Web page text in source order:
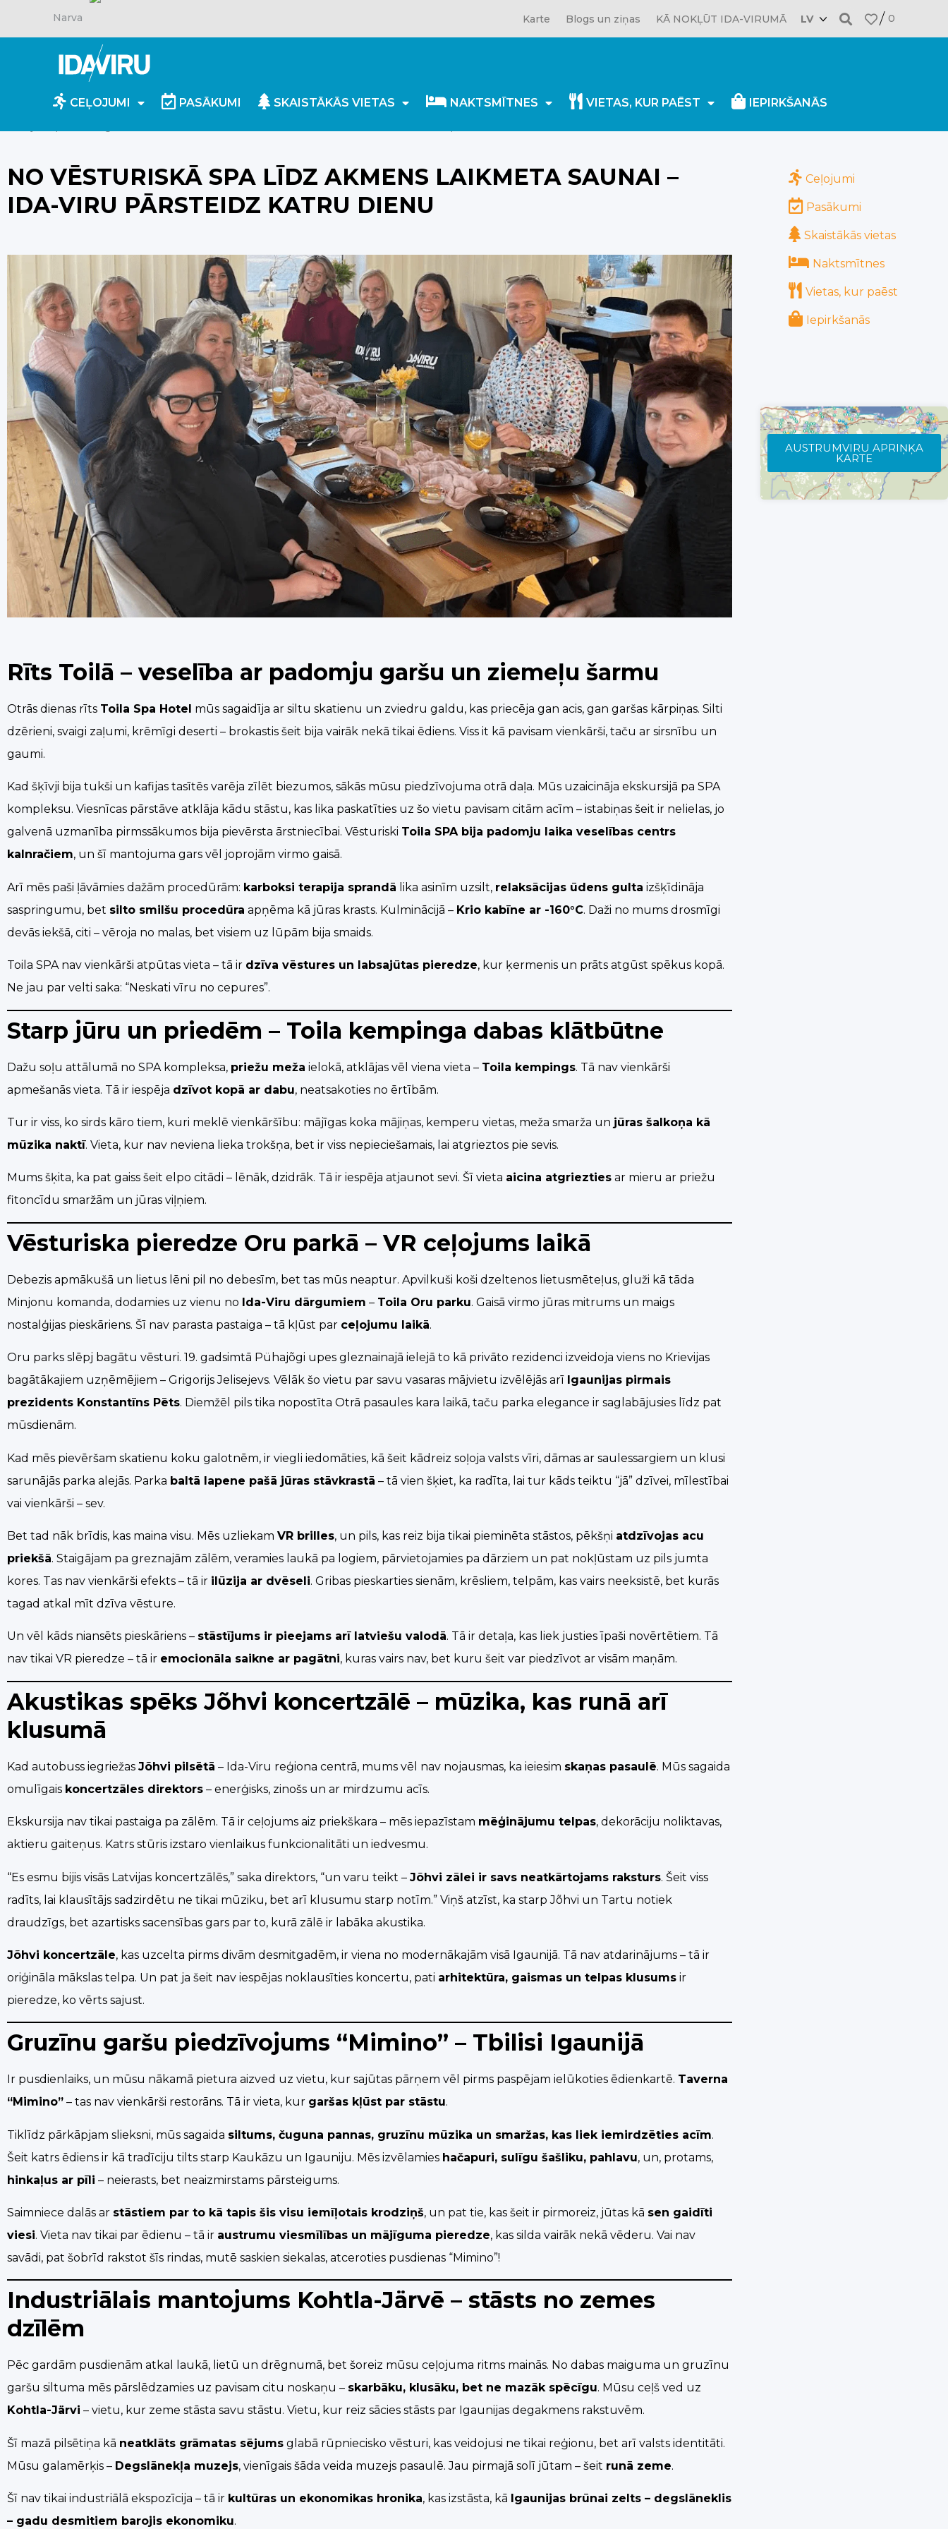
Narva Karte Blogs un ziņas KĀ NOKĻŪT IDA-VIRUMĀ LV 0
CEĻOJUMI PASĀKUMI SKAISTĀKĀS VIETAS NAKTSMĪTNES VIETAS, KUR PAĒST
IEPIRKŠANĀS
NO VĒSTURISKĀ SPA LĪDZ AKMENS LAIKMETA SAUNAI –
IDA-VIRU PĀRSTEIDZ KATRU DIENU
Rīts Toilā – veselība ar padomju garšu un ziemeļu šarmu
Otrās dienas rīts Toila Spa Hotel mūs sagaidīja ar siltu skatienu un zviedru galdu, kas priecēja gan acis, gan garšas kārpiņas. Silti
dzērieni, svaigi zaļumi, krēmīgi deserti – brokastis šeit bija vairāk nekā tikai ēdiens. Viss it kā pavisam vienkārši, taču ar sirsnību un
gaumi.
Kad šķīvji bija tukši un kafijas tasītēs varēja zīlēt biezumos, sākās mūsu piedzīvojuma otrā daļa. Mūs uzaicināja ekskursijā pa SPA
kompleksu. Viesnīcas pārstāve atklāja kādu stāstu, kas lika paskatīties uz šo vietu pavisam citām acīm – istabiņas šeit ir nelielas, jo
galvenā uzmanība pirmssākumos bija pievērsta ārstniecībai. Vēsturiski Toila SPA bija padomju laika veselības centrs
kalnračiem, un šī mantojuma gars vēl joprojām virmo gaisā.
Arī mēs paši ļāvāmies dažām procedūrām: karboksi terapija sprandā lika asinīm uzsilt, relaksācijas ūdens gulta izšķīdināja
saspringumu, bet silto smilšu procedūra apņēma kā jūras krasts. Kulminācijā – Krio kabīne ar -160°C. Daži no mums drosmīgi
devās iekšā, citi – vēroja no malas, bet visiem uz lūpām bija smaids.
Toila SPA nav vienkārši atpūtas vieta – tā ir dzīva vēstures un labsajūtas pieredze, kur ķermenis un prāts atgūst spēkus kopā.
Ne jau par velti saka: “Neskati vīru no cepures”.
Starp jūru un priedēm – Toila kempinga dabas klātbūtne
Dažu soļu attālumā no SPA kompleksa, priežu meža ielokā, atklājas vēl viena vieta – Toila kempings. Tā nav vienkārši
apmešanās vieta. Tā ir iespēja dzīvot kopā ar dabu, neatsakoties no ērtībām.
Tur ir viss, ko sirds kāro tiem, kuri meklē vienkāršību: mājīgas koka mājiņas, kemperu vietas, meža smarža un jūras šalkoņa kā
mūzika naktī. Vieta, kur nav neviena lieka trokšņa, bet ir viss nepieciešamais, lai atgrieztos pie sevis.
Mums šķita, ka pat gaiss šeit elpo citādi – lēnāk, dzidrāk. Tā ir iespēja atjaunot sevi. Šī vieta aicina atgriezties ar mieru ar priežu
fitoncīdu smaržām un jūras viļņiem.
Vēsturiska pieredze Oru parkā – VR ceļojums laikā
Debezis apmākušā un lietus lēni pil no debesīm, bet tas mūs neaptur. Apvilkuši koši dzeltenos lietusmēteļus, gluži kā tāda
Minjonu komanda, dodamies uz vienu no Ida-Viru dārgumiem – Toila Oru parku. Gaisā virmo jūras mitrums un maigs
nostalģijas pieskāriens. Šī nav parasta pastaiga – tā kļūst par ceļojumu laikā.
Oru parks slēpj bagātu vēsturi. 19. gadsimtā Pühajõgi upes gleznainajā ielejā to kā privāto rezidenci izveidoja viens no Krievijas
bagātākajiem uzņēmējiem – Grigorijs Jelisejevs. Vēlāk šo vietu par savu vasaras mājvietu izvēlējās arī Igaunijas pirmais
prezidents Konstantīns Pēts. Diemžēl pils tika nopostīta Otrā pasaules kara laikā, taču parka elegance ir saglabājusies līdz pat
mūsdienām.
Kad mēs pievēršam skatienu koku galotnēm, ir viegli iedomāties, kā šeit kādreiz soļoja valsts vīri, dāmas ar saulessargiem un klusi
sarunājās parka alejās. Parka baltā lapene pašā jūras stāvkrastā – tā vien šķiet, ka radīta, lai tur kāds teiktu “jā” dzīvei, mīlestībai
vai vienkārši – sev.
Bet tad nāk brīdis, kas maina visu. Mēs uzliekam VR brilles, un pils, kas reiz bija tikai pieminēta stāstos, pēkšņi atdzīvojas acu
priekšā. Staigājam pa greznajām zālēm, veramies laukā pa logiem, pārvietojamies pa dārziem un pat nokļūstam uz pils jumta
kores. Tas nav vienkārši efekts – tā ir ilūzija ar dvēseli. Gribas pieskarties sienām, krēsliem, telpām, kas vairs neeksistē, bet kurās
tagad atkal mīt dzīva vēsture.
Un vēl kāds niansēts pieskāriens – stāstījums ir pieejams arī latviešu valodā. Tā ir detaļa, kas liek justies īpaši novērtētiem. Tā
nav tikai VR pieredze – tā ir emocionāla saikne ar pagātni, kuras vairs nav, bet kuru šeit var piedzīvot ar visām maņām.
Akustikas spēks Jõhvi koncertzālē – mūzika, kas runā arī
klusumā
Kad autobuss iegriežas Jõhvi pilsētā – Ida-Viru reģiona centrā, mums vēl nav nojausmas, ka ieiesim skaņas pasaulē. Mūs sagaida
omulīgais koncertzāles direktors – enerģisks, zinošs un ar mirdzumu acīs.
Ekskursija nav tikai pastaiga pa zālēm. Tā ir ceļojums aiz priekškara – mēs iepazīstam mēģinājumu telpas, dekorāciju noliktavas,
aktieru gaiteņus. Katrs stūris izstaro vienlaikus funkcionalitāti un iedvesmu.
“Es esmu bijis visās Latvijas koncertzālēs,” saka direktors, “un varu teikt – Jõhvi zālei ir savs neatkārtojams raksturs. Šeit viss
radīts, lai klausītājs sadzirdētu ne tikai mūziku, bet arī klusumu starp notīm.” Viņš atzīst, ka starp Jõhvi un Tartu notiek
draudzīgs, bet azartisks sacensības gars par to, kurā zālē ir labāka akustika.
Jõhvi koncertzāle, kas uzcelta pirms divām desmitgadēm, ir viena no modernākajām visā Igaunijā. Tā nav atdarinājums – tā ir
oriģināla mākslas telpa. Un pat ja šeit nav iespējas noklausīties koncertu, pati arhitektūra, gaismas un telpas klusums ir
pieredze, ko vērts sajust.
Gruzīnu garšu piedzīvojums “Mimino” – Tbilisi Igaunijā
Ir pusdienlaiks, un mūsu nākamā pietura aizved uz vietu, kur sajūtas pārņem vēl pirms paspējam ielūkoties ēdienkartē. Taverna
“Mimino” – tas nav vienkārši restorāns. Tā ir vieta, kur garšas kļūst par stāstu.
Tiklīdz pārkāpjam slieksni, mūs sagaida siltums, čuguna pannas, gruzīnu mūzika un smaržas, kas liek iemirdzēties acīm.
Šeit katrs ēdiens ir kā tradīciju tilts starp Kaukāzu un Igauniju. Mēs izvēlamies hačapuri, sulīgu šašliku, pahlavu, un, protams,
hinkaļus ar pīli – neierasts, bet neaizmirstams pārsteigums.
Saimniece dalās ar stāstiem par to kā tapis šis visu iemīļotais krodziņš, un pat tie, kas šeit ir pirmoreiz, jūtas kā sen gaidīti
viesi. Vieta nav tikai par ēdienu – tā ir austrumu viesmīlības un mājīguma pieredze, kas silda vairāk nekā vēderu. Vai nav
savādi, pat šobrīd rakstot šīs rindas, mutē saskien siekalas, atceroties pusdienas “Mimino”!
Industriālais mantojums Kohtla-Järvē – stāsts no zemes
dzīlēm
Pēc gardām pusdienām atkal laukā, lietū un drēgnumā, bet šoreiz mūsu ceļojuma ritms mainās. No dabas maiguma un gruzīnu
garšu siltuma mēs pārslēdzamies uz pavisam citu noskaņu – skarbāku, klusāku, bet ne mazāk spēcīgu. Mūsu ceļš ved uz
Kohtla-Järvi – vietu, kur zeme stāsta savu stāstu. Vietu, kur reiz sācies stāsts par Igaunijas degakmens rakstuvēm.
Šī mazā pilsētiņa kā neatklāts grāmatas sējums glabā rūpniecisko vēsturi, kas veidojusi ne tikai reģionu, bet arī valsts identitāti.
Mūsu galamērķis – Degslānekļa muzejs, vienīgais šāda veida muzejs pasaulē. Jau pirmajā solī jūtam – šeit runā zeme.
Šī nav tikai industriālā ekspozīcija – tā ir kultūras un ekonomikas hronika, kas izstāsta, kā Igaunijas brūnai zelts – degslāneklis
– gadu desmitiem barojis ekonomiku.
Ceļojumi
Pasākumi
Skaistākās vietas
Naktsmītnes
Vietas, kur paēst
Iepirkšanās
AUSTRUMVIRU APRIŅĶA
KARTE